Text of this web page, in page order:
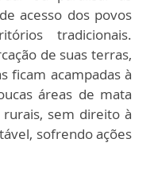
acesso dos povos
tradicionais.
de suas terras,
ficam acampadas à
áreas de mata
sem direito à
sofrendo ações